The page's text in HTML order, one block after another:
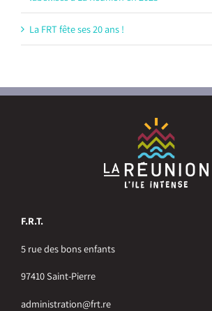
La FRT fête ses 20 ans !
F.R.T.
5 rue des bons enfants
97410 Saint-Pierre
administration@frt.re